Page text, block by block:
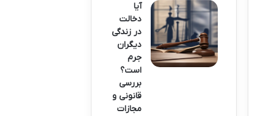
آیا
دخالت
در زندگی
دیگران
جرم
است؟
بررسی
قانونی و
مجازات